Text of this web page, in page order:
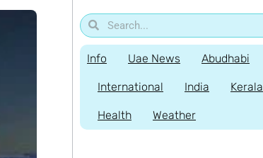
Info Uae News Abudhabi
International India Kerala
Health Weather